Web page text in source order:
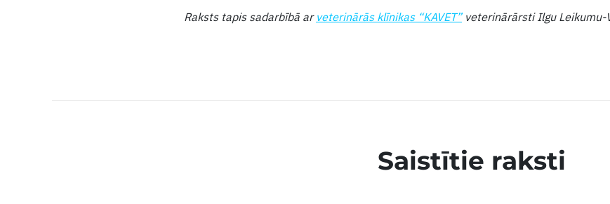
Raksts tapis sadarbībā ar veterinārās klīnikas “KAVET”veterinārārsti Ilgu Leikumu-
Saistītie raksti